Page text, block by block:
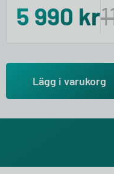
5 990 kr
Lägg i varukorg